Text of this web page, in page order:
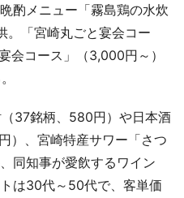
酌メニュー「霧島鶏の水炊
。「宮崎丸ごと宴会コー
会コース」（3,000円～）
37銘柄、580円）や日本酒
）、宮崎特産サワー「さつ
同知事が愛飲するワイン
は30代～50代で、客単価